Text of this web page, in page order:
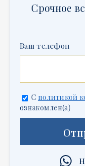
Срочное
Ваш телефон
С политикой
ознакомлен(а)